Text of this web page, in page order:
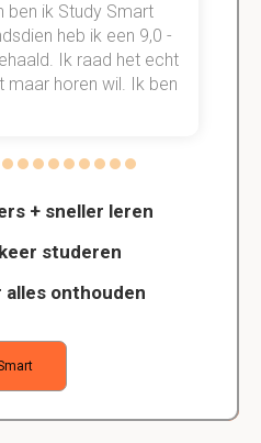
+ sneller leren
studeren
alles onthouden
ben ik Study Smart
heb ik een 9,0 -
Ik raad het echt
maar horen wil. Ik ben